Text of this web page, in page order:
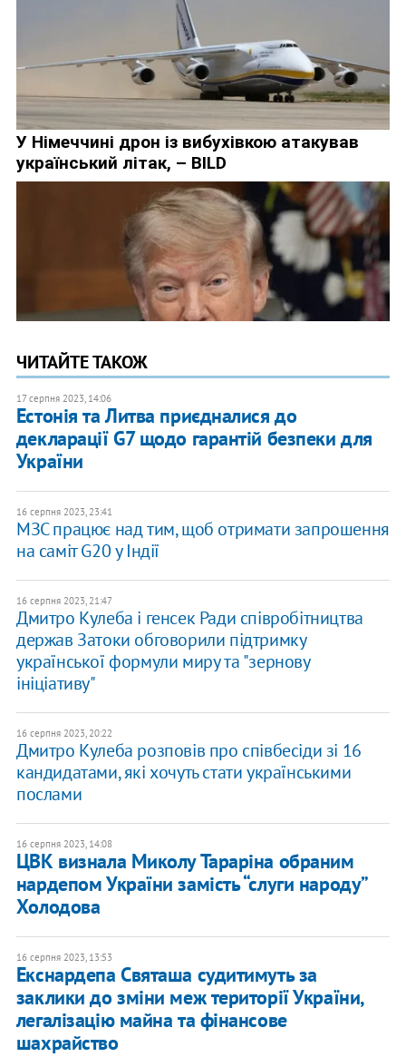
ЧИТАЙТЕ ТАКОЖ
17 серпня 2023, 14:06
Естонія та Литва приєдналися до
декларації G7 щодо гарантій безпеки для
України
16 серпня 2023, 23:41
МЗС працює над тим, щоб отримати запрошення
на саміт G20 у Індії
16 серпня 2023, 21:47
Дмитро Кулеба і генсек Ради співробітництва
держав Затоки обговорили підтримку
української формули миру та "зернову
ініціативу"
16 серпня 2023, 20:22
Дмитро Кулеба розповів про співбесіди зі 16
кандидатами, які хочуть стати українськими
послами
16 серпня 2023, 14:08
ЦВК визнала Миколу Тараріна обраним
нардепом України замість “слуги народу”
Холодова
16 серпня 2023, 13:53
Екснардепа Святаша судитимуть за
заклики до зміни меж території України,
легалізацію майна та фінансове
шахрайство